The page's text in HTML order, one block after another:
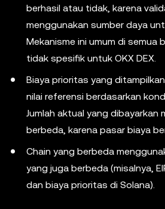
berhasil atau tidak, karena
menggunakan sumber daya
Mekanisme ini umum di semua
tidak spesifik untuk OKX DEX.
Biaya prioritas yang
nilai referensi berdasarkan
Jumlah aktual yang dibayarkan
berbeda, karena pasar biaya
Chain yang berbeda
yang juga berbeda (misalnya,
dan biaya prioritas di Solana).